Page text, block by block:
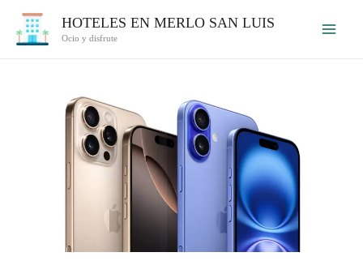
HOTELES EN MERLO SAN LUIS
Ocio y disfrute